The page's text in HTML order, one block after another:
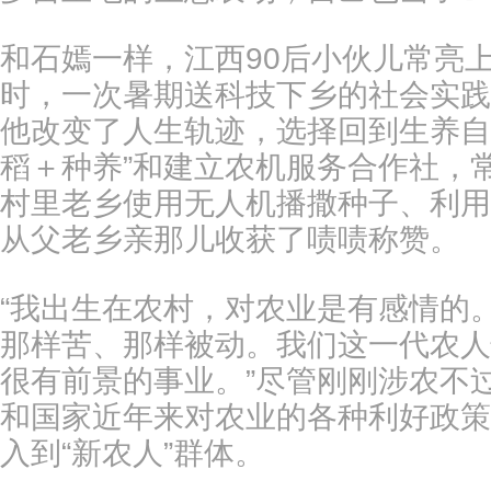
和石嫣一样，江西90后小伙儿常亮
时，一次暑期送科技下乡的社会实
他改变了人生轨迹，选择回到生养
稻＋种养”和建立农机服务合作社
村里老乡使用无人机播撒种子、利
从父老乡亲那儿收获了啧啧称赞。
“我出生在农村，对农业是有感情
那样苦、那样被动。我们这一代农
很有前景的事业。”尽管刚刚涉农
和国家近年来对农业的各种利好政
入到“新农人”群体。